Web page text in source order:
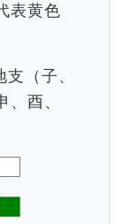
表黄色
（子、
酉、